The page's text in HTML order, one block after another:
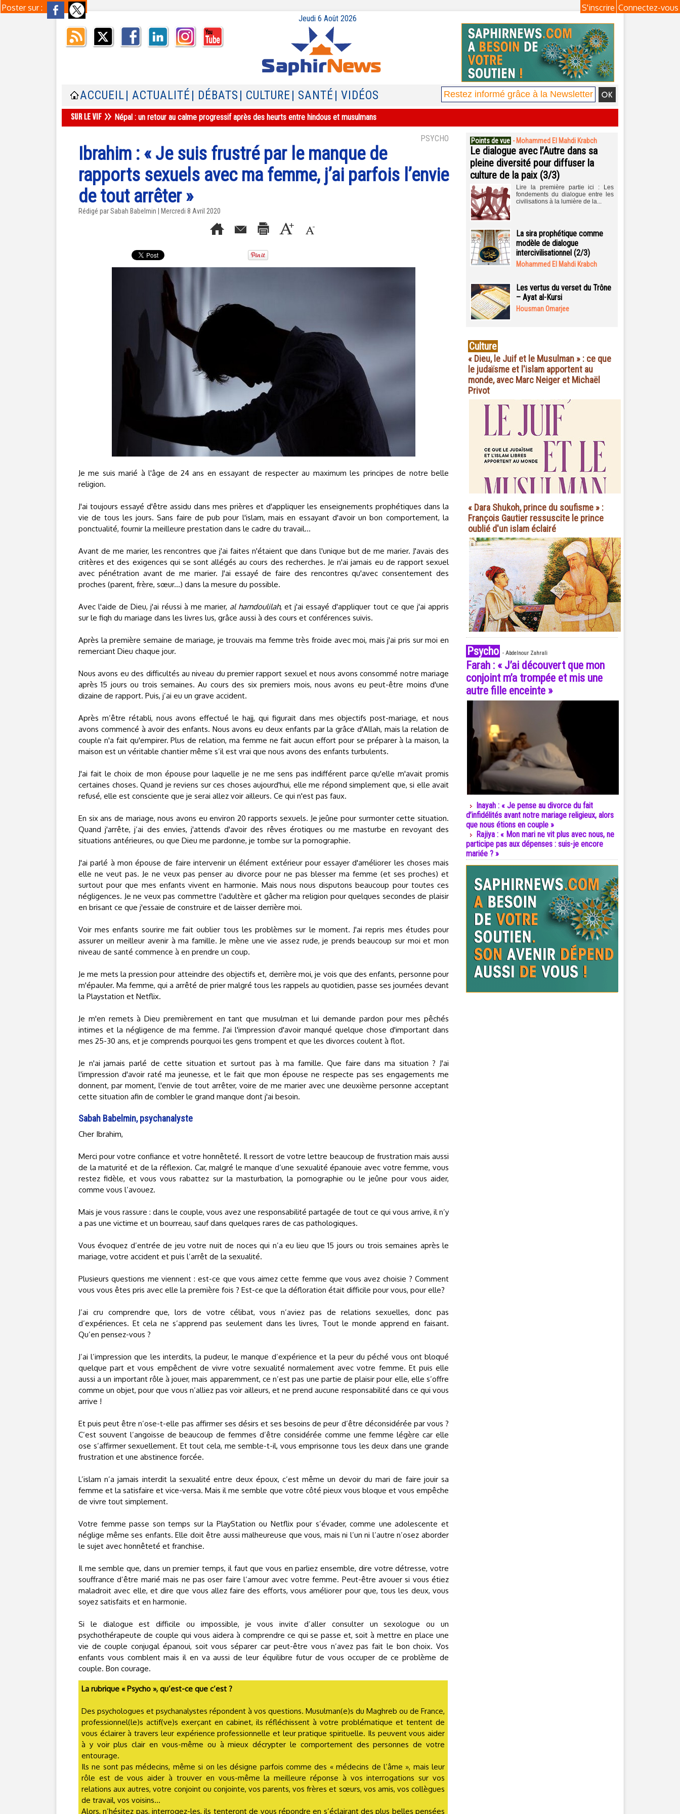
Poster sur : Connectez-vous
S'inscrire
Jeudi 6 Août 2026
ACCUEIL | ACTUALITÉ | DÉBATS | CULTURE | SANTÉ | VIDÉOS
Népal : un retour au calme progressif après des heurts entre hindous et musulmans
PSYCHO
Ibrahim : « Je suis frustré par le manque de
rapports sexuels avec ma femme, j’ai parfois l’envie
de tout arrêter »
Rédigé par Sabah Babelmin | Mercredi 8 Avril 2020
Je me suis marié à l'âge de 24 ans en essayant de respecter au maximum les principes de notre belle
religion.
J'ai toujours essayé d'être assidu dans mes prières et d'appliquer les enseignements prophétiques dans la
vie de tous les jours. Sans faire de pub pour l'islam, mais en essayant d'avoir un bon comportement, la
ponctualité, fournir la meilleure prestation dans le cadre du travail...
Avant de me marier, les rencontres que j'ai faites n'étaient que dans l'unique but de me marier. J'avais des
critères et des exigences qui se sont allégés au cours des recherches. Je n'ai jamais eu de rapport sexuel
avec pénétration avant de me marier. J'ai essayé de faire des rencontres qu'avec consentement des
proches (parent, frère, sœur...) dans la mesure du possible.
Avec l'aide de Dieu, j'ai réussi à me marier, al hamdoulilah, et j'ai essayé d'appliquer tout ce que j'ai appris
sur le fiqh du mariage dans les livres lus, grâce aussi à des cours et conférences suivis.
Après la première semaine de mariage, je trouvais ma femme très froide avec moi, mais j'ai pris sur moi en
remerciant Dieu chaque jour.
Nous avons eu des difficultés au niveau du premier rapport sexuel et nous avons consommé notre mariage
après 15 jours ou trois semaines. Au cours des six premiers mois, nous avons eu peut-être moins d'une
dizaine de rapport. Puis, j’ai eu un grave accident.
Après m’être rétabli, nous avons effectué le hajj, qui figurait dans mes objectifs post-mariage, et nous
avons commencé à avoir des enfants. Nous avons eu deux enfants par la grâce d'Allah, mais la relation de
couple n'a fait qu'empirer. Plus de relation, ma femme ne fait aucun effort pour se préparer à la maison, la
maison est un véritable chantier même s’il est vrai que nous avons des enfants turbulents.
J'ai fait le choix de mon épouse pour laquelle je ne me sens pas indifférent parce qu'elle m'avait promis
certaines choses. Quand je reviens sur ces choses aujourd'hui, elle me répond simplement que, si elle avait
refusé, elle est consciente que je serai allez voir ailleurs. Ce qui n'est pas faux.
En six ans de mariage, nous avons eu environ 20 rapports sexuels. Je jeûne pour surmonter cette situation.
Quand j'arrête, j’ai des envies, j'attends d'avoir des rêves érotiques ou me masturbe en revoyant des
situations antérieures, ou que Dieu me pardonne, je tombe sur la pornographie.
J'ai parlé à mon épouse de faire intervenir un élément extérieur pour essayer d'améliorer les choses mais
elle ne veut pas. Je ne veux pas penser au divorce pour ne pas blesser ma femme (et ses proches) et
surtout pour que mes enfants vivent en harmonie. Mais nous nous disputons beaucoup pour toutes ces
négligences. Je ne veux pas commettre l'adultère et gâcher ma religion pour quelques secondes de plaisir
en brisant ce que j'essaie de construire et de laisser derrière moi.
Voir mes enfants sourire me fait oublier tous les problèmes sur le moment. J'ai repris mes études pour
assurer un meilleur avenir à ma famille. Je mène une vie assez rude, je prends beaucoup sur moi et mon
niveau de santé commence à en prendre un coup.
Je me mets la pression pour atteindre des objectifs et, derrière moi, je vois que des enfants, personne pour
m'épauler. Ma femme, qui a arrêté de prier malgré tous les rappels au quotidien, passe ses journées devant
la Playstation et Netflix.
Je m'en remets à Dieu premièrement en tant que musulman et lui demande pardon pour mes pêchés
intimes et la négligence de ma femme. J'ai l'impression d'avoir manqué quelque chose d'important dans
mes 25-30 ans, et je comprends pourquoi les gens trompent et que les divorces coulent à flot.
Je n'ai jamais parlé de cette situation et surtout pas à ma famille. Que faire dans ma situation ? J'ai
l'impression d'avoir raté ma jeunesse, et le fait que mon épouse ne respecte pas ses engagements me
donnent, par moment, l'envie de tout arrêter, voire de me marier avec une deuxième personne acceptant
cette situation afin de combler le grand manque dont j'ai besoin.
Sabah Babelmin, psychanalyste
Cher Ibrahim,
Merci pour votre confiance et votre honnêteté. Il ressort de votre lettre beaucoup de frustration mais aussi
de la maturité et de la réflexion. Car, malgré le manque d’une sexualité épanouie avec votre femme, vous
restez fidèle, et vous vous rabattez sur la masturbation, la pornographie ou le jeûne pour vous aider,
comme vous l’avouez.
Mais je vous rassure : dans le couple, vous avez une responsabilité partagée de tout ce qui vous arrive, il n’y
a pas une victime et un bourreau, sauf dans quelques rares de cas pathologiques.
Vous évoquez d’entrée de jeu votre nuit de noces qui n’a eu lieu que 15 jours ou trois semaines après le
mariage, votre accident et puis l’arrêt de la sexualité.
Plusieurs questions me viennent : est-ce que vous aimez cette femme que vous avez choisie ? Comment
vous vous êtes pris avec elle la première fois ? Est-ce que la défloration était difficile pour vous, pour elle?
J’ai cru comprendre que, lors de votre célibat, vous n’aviez pas de relations sexuelles, donc pas
d’expériences. Et cela ne s’apprend pas seulement dans les livres, Tout le monde apprend en faisant.
Qu’en pensez-vous ?
J’ai l’impression que les interdits, la pudeur, le manque d’expérience et la peur du péché vous ont bloqué
quelque part et vous empêchent de vivre votre sexualité normalement avec votre femme. Et puis elle
aussi a un important rôle à jouer, mais apparemment, ce n’est pas une partie de plaisir pour elle, elle s’offre
comme un objet, pour que vous n’alliez pas voir ailleurs, et ne prend aucune responsabilité dans ce qui vous
arrive !
Et puis peut être n’ose-t-elle pas affirmer ses désirs et ses besoins de peur d’être déconsidérée par vous ?
C’est souvent l’angoisse de beaucoup de femmes d’être considérée comme une femme légère car elle
ose s’affirmer sexuellement. Et tout cela, me semble-t-il, vous emprisonne tous les deux dans une grande
frustration et une abstinence forcée.
L’islam n’a jamais interdit la sexualité entre deux époux, c’est même un devoir du mari de faire jouir sa
femme et la satisfaire et vice-versa. Mais il me semble que votre côté pieux vous bloque et vous empêche
de vivre tout simplement.
Votre femme passe son temps sur la PlayStation ou Netflix pour s’évader, comme une adolescente et
néglige même ses enfants. Elle doit être aussi malheureuse que vous, mais ni l’un ni l’autre n’osez aborder
le sujet avec honnêteté et franchise.
Il me semble que, dans un premier temps, il faut que vous en parliez ensemble, dire votre détresse, votre
souffrance d’être marié mais ne pas oser faire l’amour avec votre femme. Peut-être avouer si vous étiez
maladroit avec elle, et dire que vous allez faire des efforts, vous améliorer pour que, tous les deux, vous
soyez satisfaits et en harmonie.
Si le dialogue est difficile ou impossible, je vous invite d’aller consulter un sexologue ou un
psychothérapeute de couple qui vous aidera à comprendre ce qui se passe et, soit à mettre en place une
vie de couple conjugal épanoui, soit vous séparer car peut-être vous n’avez pas fait le bon choix. Vos
enfants vous comblent mais il en va aussi de leur équilibre futur de vous occuper de ce problème de
couple. Bon courage.
La rubrique « Psycho », qu’est-ce que c’est ?
Des psychologues et psychanalystes répondent à vos questions. Musulman(e)s du Maghreb ou de France,
professionnel(le)s actif(ve)s exerçant en cabinet, ils réfléchissent à votre problématique et tentent de
vous éclairer à travers leur expérience professionnelle et leur pratique spirituelle. Ils peuvent vous aider
à y voir plus clair en vous-même ou à mieux décrypter le comportement des personnes de votre
entourage.
Ils ne sont pas médecins, même si on les désigne parfois comme des « médecins de l’âme », mais leur
rôle est de vous aider à trouver en vous-même la meilleure réponse à vos interrogations sur vos
relations aux autres, votre conjoint ou conjointe, vos parents, vos frères et sœurs, vos amis, vos collègues
de travail, vos voisins...
Alors, n’hésitez pas, interrogez-les, ils tenteront de vous répondre en s’éclairant des plus belles pensées
Points de vue - Mohammed El Mahdi Krabch
Le dialogue avec l’Autre dans sa
pleine diversité pour diffuser la
culture de la paix (3/3)
Lire la première partie ici : Les
fondements du dialogue entre les
civilisations à la lumière de la...
La sira prophétique comme
modèle de dialogue
intercivilisationnel (2/3)
Mohammed El Mahdi Krabch
Les vertus du verset du Trône
– Ayat al-Kursi
Housman Omarjee
Culture
« Dieu, le Juif et le Musulman » : ce que
le judaïsme et l'islam apportent au
monde, avec Marc Neiger et Michaël
Privot
« Dara Shukoh, prince du soufisme » :
François Gautier ressuscite le prince
oublié d'un islam éclairé
Psycho - Abdelnour Zahrali
Farah : « J’ai découvert que mon
conjoint m’a trompée et mis une
autre fille enceinte »
Inayah : « Je pense au divorce du fait
d’infidélités avant notre mariage religieux, alors
que nous étions en couple »
Rajiya : « Mon mari ne vit plus avec nous, ne
participe pas aux dépenses : suis-je encore
mariée ? »